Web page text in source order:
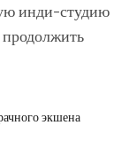
инди-студию
экшена